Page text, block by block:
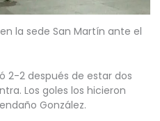
la sede San Martín ante el
2-2 después de estar dos
Los goles los hicieron
González.